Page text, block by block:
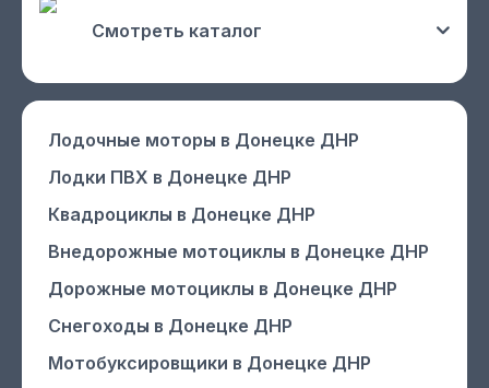
Смотреть каталог
Лодочные моторы в Донецке ДНР
Лодки ПВХ в Донецке ДНР
Квадроциклы в Донецке ДНР
Внедорожные мотоциклы в Донецке ДНР
Дорожные мотоциклы в Донецке ДНР
Снегоходы в Донецке ДНР
Мотобуксировщики в Донецке ДНР